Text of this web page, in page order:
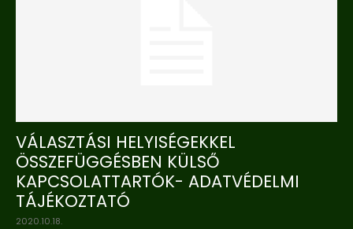
VÁLASZTÁSI HELYISÉGEKKEL
ÖSSZEFÜGGÉSBEN KÜLSŐ
KAPCSOLATTARTÓK- ADATVÉDELMI
TÁJÉKOZTATÓ
2020.10.18.